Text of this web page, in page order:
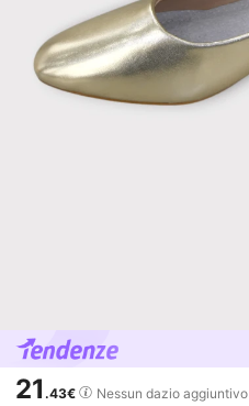
21 .43€
Nessun dazio aggiuntivo